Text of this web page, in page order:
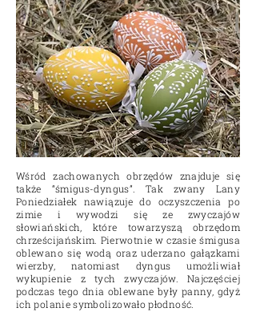
Wśród zachowanych obrzędów znajduje się
także “śmigus-dyngus”. Tak zwany Lany
Poniedziałek nawiązuje do oczyszczenia po
zimie i wywodzi się ze zwyczajów
słowiańskich, które towarzyszą obrzędom
chrześcijańskim. Pierwotnie w czasie śmigusa
oblewano się wodą oraz uderzano gałązkami
wierzby, natomiast dyngus umożliwiał
wykupienie z tych zwyczajów. Najczęściej
podczas tego dnia oblewane były panny, gdyż
ich polanie symbolizowało płodność.